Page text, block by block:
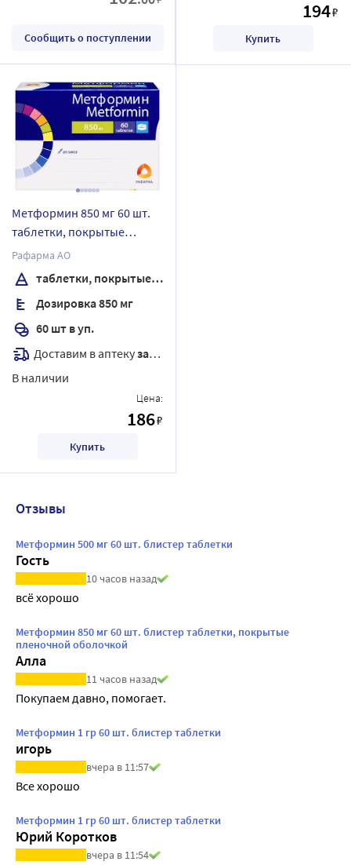
Сообщить о поступлении
194₽
Купить
Метформин 850 мг 60 шт.
таблетки, покрытые
пленочной оболочкой
Рафарма АО
таблетки, покрытые пленочной оболочкой
Дозировка 850 мг
60 шт в уп.
Доставим в аптекузавтра
В наличии
Цена:
186₽
Купить
Отзывы
Метформин 500 мг 60 шт. блистер таблетки
Гость
10 часов назад
всё хорошо
Метформин 850 мг 60 шт. блистер таблетки, покрытые
пленочной оболочкой
Алла
11 часов назад
Покупаем давно, помогает.
Метформин 1 гр 60 шт. блистер таблетки
игорь
вчера в 11:57
Все хорошо
Метформин 1 гр 60 шт. блистер таблетки
Юрий Коротков
вчера в 11:54